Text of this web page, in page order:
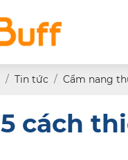
Tin tức Cẩm nang
5 cách